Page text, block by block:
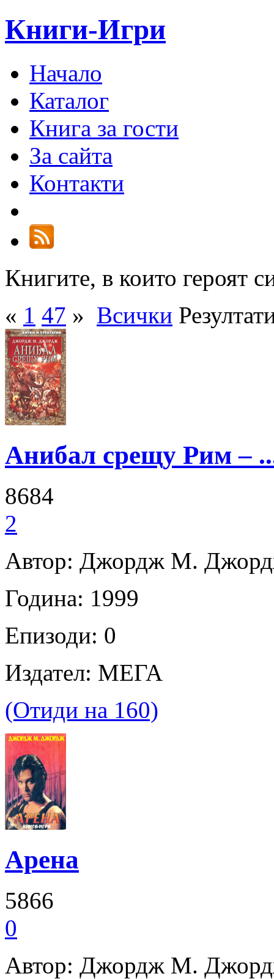
Книги-Игри
Начало
Каталог
Книга за гости
За сайта
Контакти
Книгите, в които героят
« 1 47 » Всички
Анибал срещу Рим –
8684
2
Автор: Джордж М.
Година: 1999
Епизоди: 0
Издател: МЕГА
(Отиди на 160)
Арена
5866
0
Автор: Джордж М.